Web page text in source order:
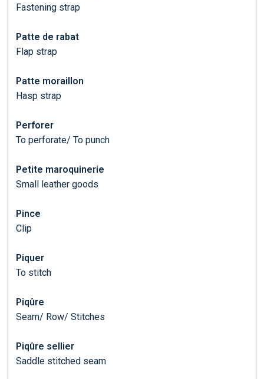
Fastening strap
Patte de rabat
Flap strap
Patte moraillon
Hasp strap
Perforer
To perforate/ To punch
Petite maroquinerie
Small leather goods
Pince
Clip
Piquer
To stitch
Piqûre
Seam/ Row/ Stitches
Piqûre sellier
Saddle stitched seam